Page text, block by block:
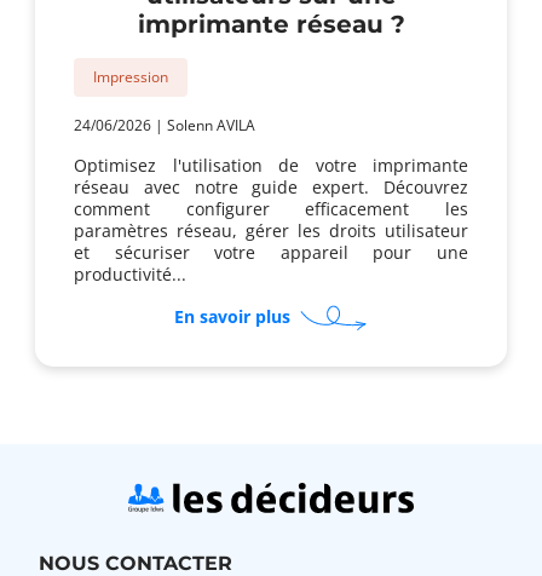
imprimante réseau ?
Impression
24/06/2026 | Solenn AVILA
Optimisez l'utilisation de votre imprimante
réseau avec notre guide expert. Découvrez
comment configurer efficacement les
paramètres réseau, gérer les droits utilisateur
et sécuriser votre appareil pour une
productivité...
En savoir plussur
Comment
imprimante
réseau
NOUS CONTACTER